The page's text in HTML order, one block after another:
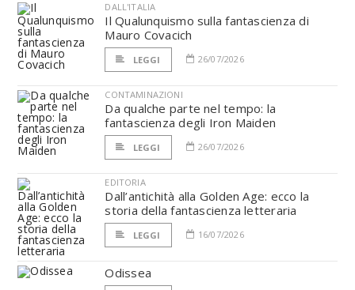
DALL'ITALIA
Il Qualunquismo sulla fantascienza di
Mauro Covacich
LEGGI 26/07/2026
CONTAMINAZIONI
Da qualche parte nel tempo: la
fantascienza degli Iron Maiden
LEGGI 26/07/2026
EDITORIA
Dall’antichità alla Golden Age: ecco la
storia della fantascienza letteraria
LEGGI 16/07/2026
Odissea